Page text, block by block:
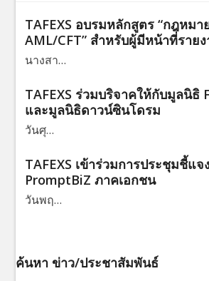
TAFEXS อบรมหลักสูตร “กฎหมา
AML/CFT” สำหรับผู้มีหน้าที่ราย
นางสา…
TAFEXS ร่วมบริจาคให้กับมูลนิธิ
และมูลนิธิดาวน์ซินโดรม
วันศุ…
TAFEXS เข้าร่วมการประชุมชี้แจ
PromptBiZ ภาคเอกชน
วันพฤ…
ค้นหา ข่าว/ประชาสัมพันธ์